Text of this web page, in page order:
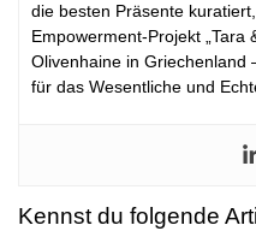
die besten Präsente
Empowerment-Projekt „Tara
Olivenhaine in Griechenland
für das Wesentliche und
Kennst du folgende